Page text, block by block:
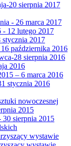
20 sierpnia 2017
- 26 marca 2017
12 lutego 2017
2017
października 2016
28 sierpnia 2016
2016
– 6 marca 2016
stycznia 2016
nowoczesnej
2015
30 sierpnia 2015
wystawie